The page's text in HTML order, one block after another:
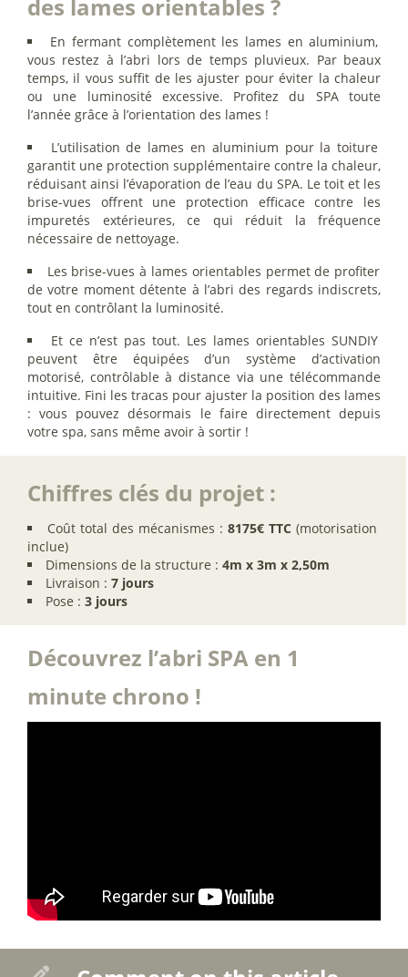
des lames orientables ?
En fermant complètement les lames en aluminium,
vous restez à l’abri lors de temps pluvieux. Par beaux
temps, il vous suffit de les ajuster pour éviter la chaleur
ou une luminosité excessive. Profitez du SPA toute
l’année grâce à l’orientation des lames !
L’utilisation de lames en aluminium pour la toiture
garantit une protection supplémentaire contre la chaleur,
réduisant ainsi l’évaporation de l’eau du SPA. Le toit et les
brise-vues offrent une protection efficace contre les
impuretés extérieures, ce qui réduit la fréquence
nécessaire de nettoyage.
Les brise-vues à lames orientables permet de profiter
de votre moment détente à l’abri des regards indiscrets,
tout en contrôlant la luminosité.
Et ce n’est pas tout. Les lames orientables SUNDIY
peuvent être équipées d’un système d’activation
motorisé, contrôlable à distance via une télécommande
intuitive. Fini les tracas pour ajuster la position des lames
: vous pouvez désormais le faire directement depuis
votre spa, sans même avoir à sortir !
Chiffres clés du projet :
Coût total des mécanismes :8175€ TTC (motorisation
inclue)
Dimensions de la structure : 4m x 3m x 2,50m
Livraison : 7 jours
Pose : 3 jours
Découvrez l’abri SPA en 1
minute chrono !